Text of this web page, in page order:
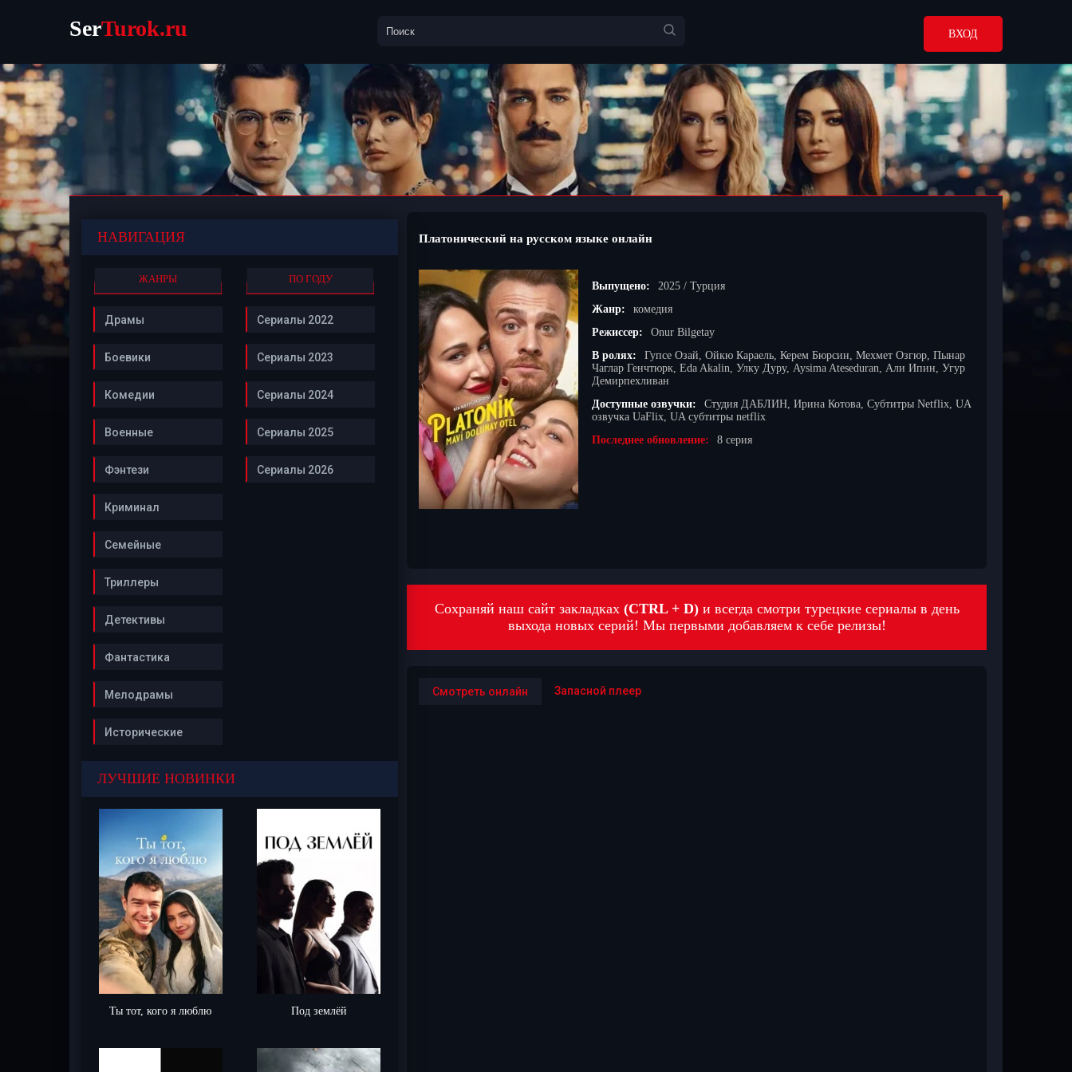
SerTurok.ru ВХОД
НАВИГАЦИЯ
ЖАНРЫ
Драмы
Боевики
Комедии
Военные
Фэнтези
Криминал
Семейные
Триллеры
Детективы
Фантастика
Мелодрамы
Исторические
ПО ГОДУ
Сериалы 2022
Сериалы 2023
Сериалы 2024
Сериалы 2025
Сериалы 2026
ЛУЧШИЕ НОВИНКИ
Ты тот, кого я люблю Под землёй
Платонический на русском языке онлайн
Выпущено:
2025 / Турция
Жанр:
комедия
Режиссер:
Onur Bilgetay
В ролях:
Гупсе Озай, Ойкю Караель, Керем Бюрсин, Мехмет Озгюр, Пынар
Чаглар Генчтюрк, Eda Akalin, Улку Дуру, Aysima Ateseduran, Али Ипин, Угур
Демирпехливан
Доступные озвучки:
Студия ДАБЛИН, Ирина Котова, Субтитры Netflix, UA
озвучка UaFlix, UA субтитры netflix
Последнее обновление:
8 серия
Сохраняй наш сайт закладках (CTRL + D)и всегда смотри турецкие сериалы в день
выхода новых серий! Мы первыми добавляем к себе релизы!
Смотреть онлайн Запасной плеер